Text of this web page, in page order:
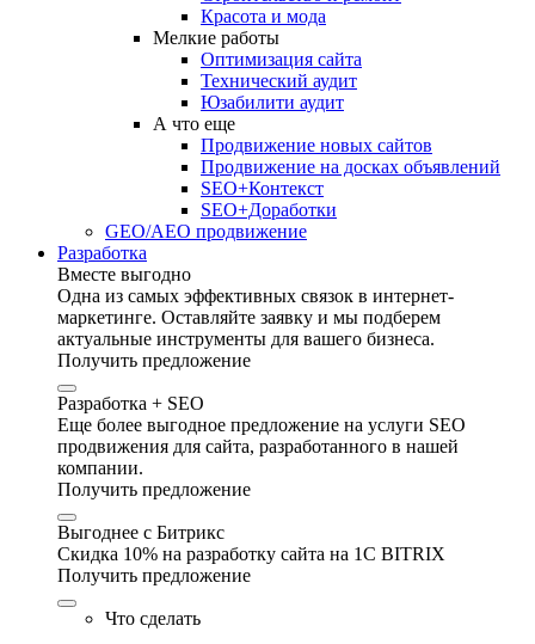
Красота и мода
Мелкие работы
Оптимизация сайта
Технический аудит
Юзабилити аудит
А что еще
Продвижение новых сайтов
Продвижение на досках объявлений
SEO+Контекст
SEO+Доработки
GEO/AEO продвижение
Разработка
Вместе выгодно
Одна из самых эффективных связок в интернет-
маркетинге. Оставляйте заявку и мы подберем
актуальные инструменты для вашего бизнеса.
Получить предложение
Разработка + SEO
Еще более выгодное предложение на услуги SEO
продвижения для сайта, разработанного в нашей
компании.
Получить предложение
Выгоднее с Битрикс
Скидка 10% на разработку сайта на 1C BITRIX
Получить предложение
Что сделать